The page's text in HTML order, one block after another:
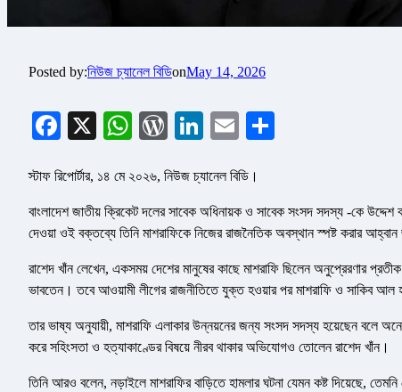
Posted by:নিউজ চ্যানেল বিডিonMay 14, 2026
Facebook
X WhatsApp
WordPress
LinkedIn
Email
স্টাফ রিপোর্টার, ১৪ মে ২০২৬, নিউজ চ্যানেল বিডি।
বাংলাদেশ জাতীয় ক্রিকেট দলের সাবেক অধিনায়ক ও সাবেক সংসদ সদস্য -কে
দেওয়া ওই বক্তব্যে তিনি মাশরাফিকে নিজের রাজনৈতিক অবস্থান স্পষ্ট করার
রাশেদ খাঁন লেখেন, একসময় দেশের মানুষের কাছে মাশরাফি ছিলেন অনুপ্রেরণার
ভাবতেন। তবে আওয়ামী লীগের রাজনীতিতে যুক্ত হওয়ার পর মাশরাফি ও সাকিব আল
তার ভাষ্য অনুযায়ী, মাশরাফি এলাকার উন্নয়নের জন্য সংসদ সদস্য হয়েছেন বলে
করে সহিংসতা ও হত্যাকাণ্ডের বিষয়ে নীরব থাকার অভিযোগও তোলেন রাশেদ খাঁন।
তিনি আরও বলেন, নড়াইলে মাশরাফির বাড়িতে হামলার ঘটনা যেমন কষ্ট দিয়েছে,